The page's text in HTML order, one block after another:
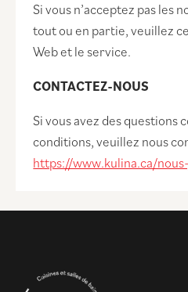
Si vous n’acceptez pas les
tout ou en partie, veuillez
Web et le service.
CONTACTEZ-NOUS
Si vous avez des questions
conditions, veuillez nous
https://www.kulina.ca/